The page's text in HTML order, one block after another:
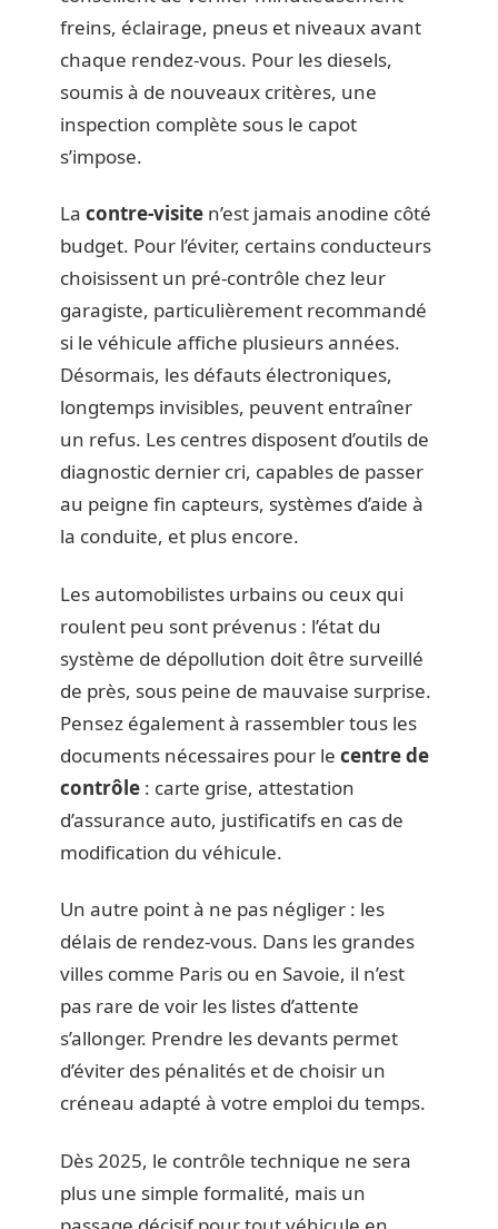
freins, éclairage, pneus et niveaux avant
chaque rendez-vous. Pour les diesels,
soumis à de nouveaux critères, une
inspection complète sous le capot
s’impose.
La contre-visite n’est jamais anodine côté
budget. Pour l’éviter, certains conducteurs
choisissent un pré-contrôle chez leur
garagiste, particulièrement recommandé
si le véhicule affiche plusieurs années.
Désormais, les défauts électroniques,
longtemps invisibles, peuvent entraîner
un refus. Les centres disposent d’outils de
diagnostic dernier cri, capables de passer
au peigne fin capteurs, systèmes d’aide à
la conduite, et plus encore.
Les automobilistes urbains ou ceux qui
roulent peu sont prévenus : l’état du
système de dépollution doit être surveillé
de près, sous peine de mauvaise surprise.
Pensez également à rassembler tous les
documents nécessaires pour le centre de
contrôle : carte grise, attestation
d’assurance auto, justificatifs en cas de
modification du véhicule.
Un autre point à ne pas négliger : les
délais de rendez-vous. Dans les grandes
villes comme Paris ou en Savoie, il n’est
pas rare de voir les listes d’attente
s’allonger. Prendre les devants permet
d’éviter des pénalités et de choisir un
créneau adapté à votre emploi du temps.
Dès 2025, le contrôle technique ne sera
plus une simple formalité, mais un